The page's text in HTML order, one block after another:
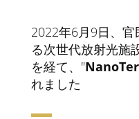
2022年6月9日、
る次世代放射光施
を経て、"
れました